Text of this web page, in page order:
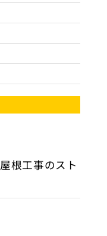
根工事のスト